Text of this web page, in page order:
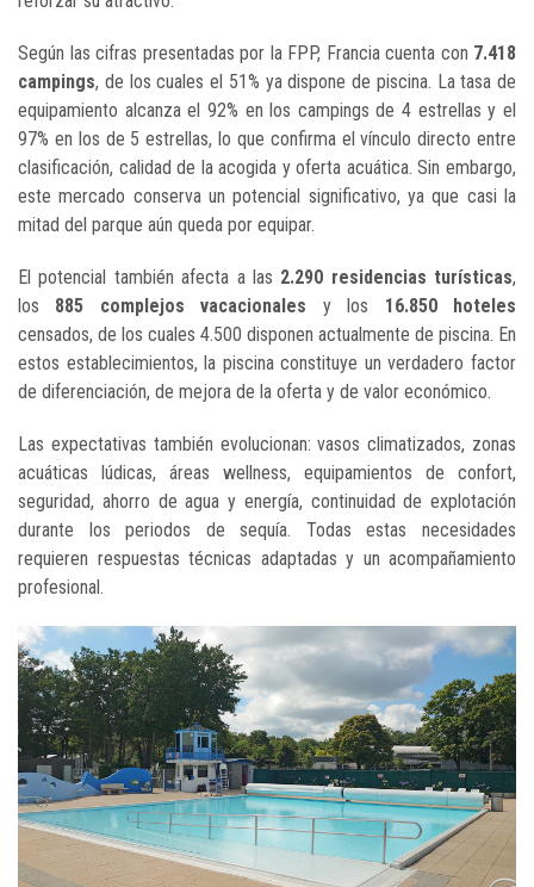
Según las cifras presentadas por la FPP, Francia cuenta con 7.418
campings, de los cuales el 51% ya dispone de piscina. La tasa de
equipamiento alcanza el 92% en los campings de 4 estrellas y el
97% en los de 5 estrellas, lo que confirma el vínculo directo entre
clasificación, calidad de la acogida y oferta acuática. Sin embargo,
este mercado conserva un potencial significativo, ya que casi la
mitad del parque aún queda por equipar.
El potencial también afecta a las 2.290 residencias turísticas,
los 885 complejos vacacionales y los 16.850 hoteles
censados, de los cuales 4.500 disponen actualmente de piscina. En
estos establecimientos, la piscina constituye un verdadero factor
de diferenciación, de mejora de la oferta y de valor económico.
Las expectativas también evolucionan: vasos climatizados, zonas
acuáticas lúdicas, áreas wellness, equipamientos de confort,
seguridad, ahorro de agua y energía, continuidad de explotación
durante los periodos de sequía. Todas estas necesidades
requieren respuestas técnicas adaptadas y un acompañamiento
profesional.